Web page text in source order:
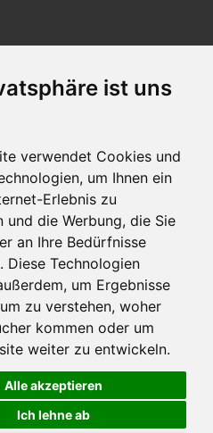
ist uns
verwendet Cookies und
um Ihnen ein
Erlebnis zu
und die Werbung, die Sie
an Ihre Bedürfnisse
Diese Technologien
um Ergebnisse
zu verstehen, woher
kommen oder um
weiter zu entwickeln.
Alle akzeptieren
Ich lehne ab
Rechte vorbehalten
und
m.b. H. und Co